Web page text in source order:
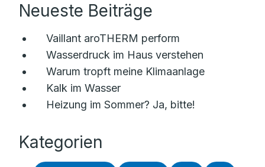
Neueste Beiträge
Vaillant aroTHERM perform
Wasserdruck im Haus verstehen
Warum tropft meine Klimaanlage
Kalk im Wasser
Heizung im Sommer? Ja, bitte!
Kategorien